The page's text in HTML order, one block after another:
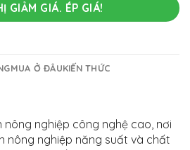
GIẢM GIÁ. ÉP GIÁ!
MUA Ở ĐÂUKIẾN THỨC
nông nghiệp công nghệ cao, nơi
nông nghiệp năng suất và chất